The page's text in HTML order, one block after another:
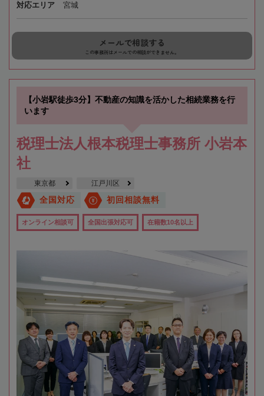
対応エリア 宮城
メールで相談する
この事務所はメールでの相談ができません。
【小岩駅徒歩3分】不動産の知識を活かした相続業務を行
います
税理士法人根本税理士事務所 小岩本
社
東京都 江戸川区
全国対応 初回相談無料
オンライン相談可 全国出張対応可 在籍数10名以上